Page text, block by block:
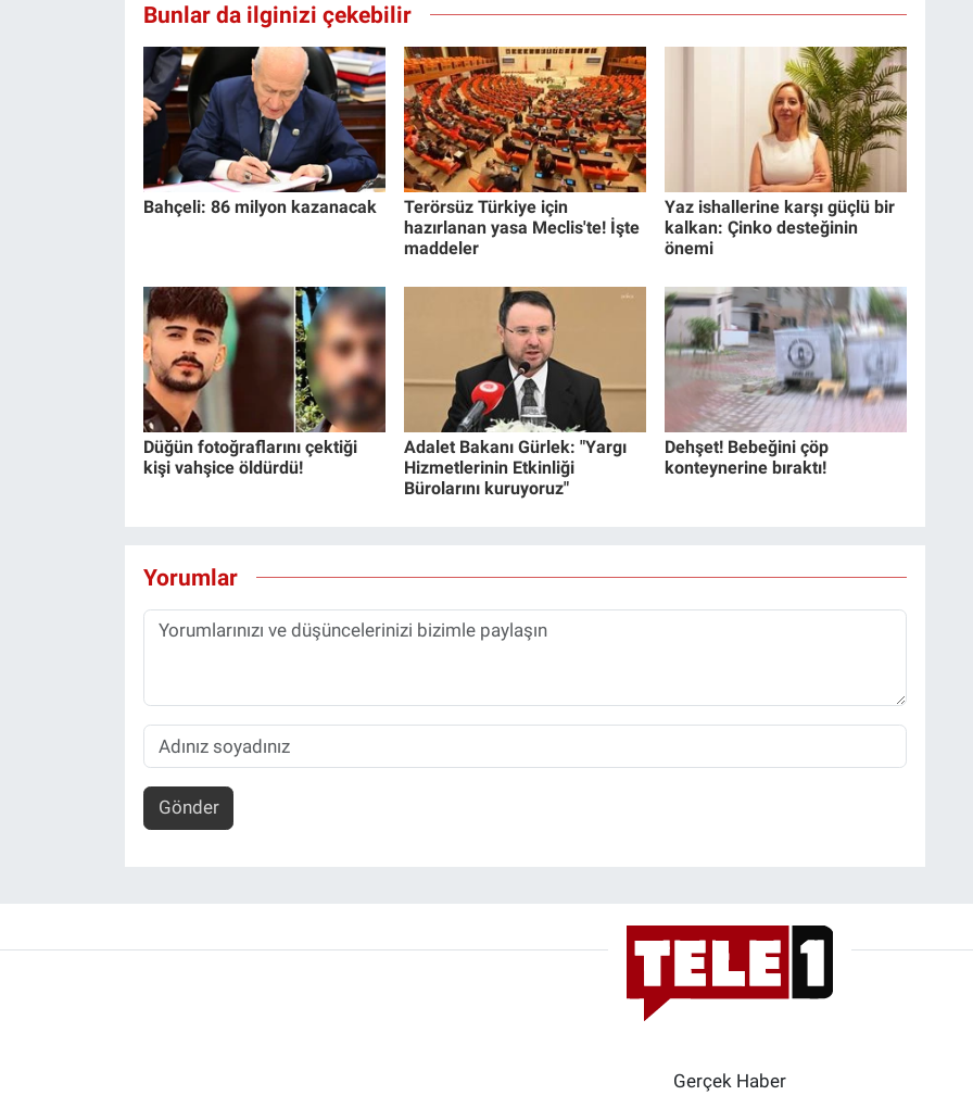
Bunlar da ilginizi çekebilir
Bahçeli: 86 milyon kazanacak
Terörsüz Türkiye için
hazırlanan yasa Meclis'te! İşte
maddeler
Yaz ishallerine karşı güçlü bir
kalkan: Çinko desteğinin
önemi
Düğün fotoğraflarını çektiği
kişi vahşice öldürdü!
Adalet Bakanı Gürlek: "Yargı
Hizmetlerinin Etkinliği
Bürolarını kuruyoruz"
Dehşet! Bebeğini çöp
konteynerine bıraktı!
Yorumlar
Gönder
Gerçek Haber